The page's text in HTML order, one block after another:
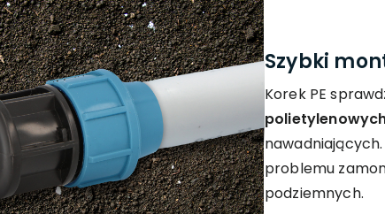
Szybki
Korek PE
problemu
podziemnych.